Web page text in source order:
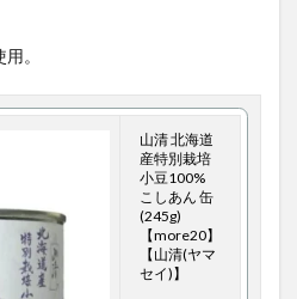
。
山清 北海道
産特別栽培
小豆100%
こしあん 缶
(245g)
【more20】
【山清(ヤマ
セイ)】